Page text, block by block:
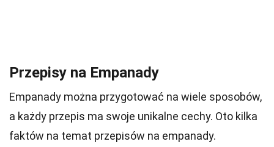
Przepisy na Empanady
Empanady można przygotować na wiele sposobów,
a każdy przepis ma swoje unikalne cechy. Oto kilka
faktów na temat przepisów na empanady.